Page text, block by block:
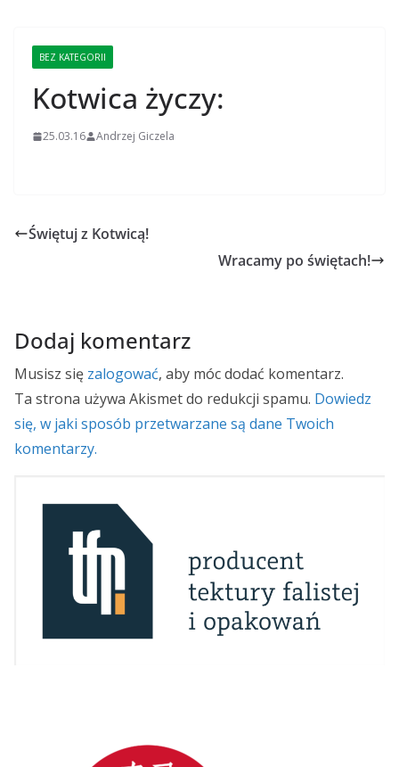
BEZ KATEGORII
Kotwica życzy:
25.03.16 Andrzej Giczela
Świętuj z Kotwicą!
Wracamy po świętach!
Dodaj komentarz
Musisz się zalogować, aby móc dodać komentarz.
Ta strona używa Akismet do redukcji spamu. Dowiedz
się, w jaki sposób przetwarzane są dane Twoich
komentarzy.